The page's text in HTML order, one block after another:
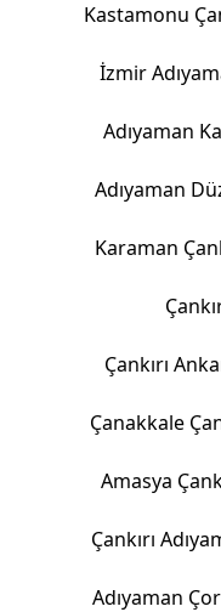
Kastamonu
İzmir
Adıyaman
Adıyaman
Karaman
Çankırı
Çanakkale
Amasya
Çankırı
Adıyaman